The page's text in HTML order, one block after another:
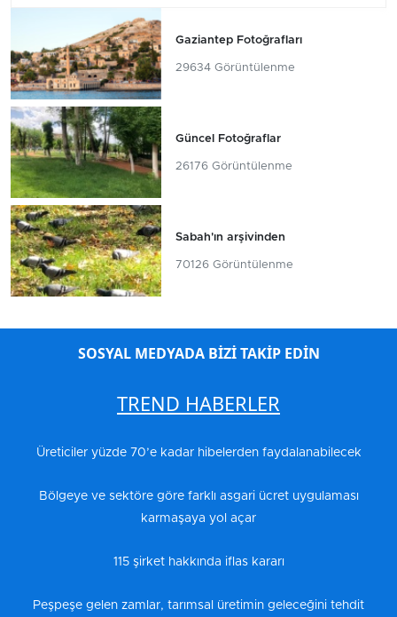
Gaziantep Fotoğrafları
29634 Görüntülenme
Güncel Fotoğraflar
26176 Görüntülenme
Sabah'ın arşivinden
70126 Görüntülenme
SOSYAL MEDYADA BİZİ TAKİP EDİN
TREND HABERLER
Üreticiler yüzde 70’e kadar hibelerden faydalanabilecek
Bölgeye ve sektöre göre farklı asgari ücret uygulaması
karmaşaya yol açar
115 şirket hakkında iflas kararı
Peşpeşe gelen zamlar, tarımsal üretimin geleceğini tehdit